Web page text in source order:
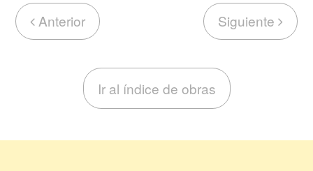
Anterior Siguiente
Ir al índice de obras